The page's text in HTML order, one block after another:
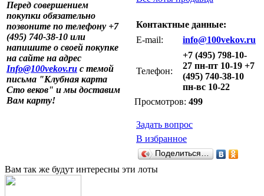
Перед совершением
покупки обязательно
позвоните по телефону +7
(495) 740-38-10 или
напишите о своей покупке
на сайте на адрес
Info@100vekov.ru с темой
письма "Клубная карта
Сто веков" и мы доставим
Вам карту!
Контактные данные:
E-mail:
info@100vekov.ru
Телефон:
+7 (495) 798-10-
27 пн-пт 10-19 +7
(495) 740-38-10
пн-вс 10-22
Просмотров: 499
Задать вопрос
В избранное
Поделиться…
Вам так же будут интересны эти лоты